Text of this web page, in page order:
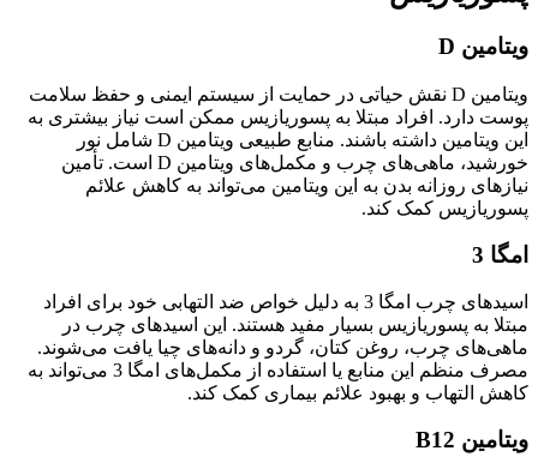
ویتامین D
ویتامین D نقش حیاتی در حمایت از سیستم ایمنی و حفظ سلامت
پوست دارد. افراد مبتلا به پسوریازیس ممکن است نیاز بیشتری به
این ویتامین داشته باشند. منابع طبیعی ویتامین D شامل نور
خورشید، ماهی‌های چرب و مکمل‌های ویتامین D است. تأمین
نیازهای روزانه بدن به این ویتامین می‌تواند به کاهش علائم
پسوریازیس کمک کند.
امگا 3
اسیدهای چرب امگا 3 به دلیل خواص ضد التهابی خود برای افراد
مبتلا به پسوریازیس بسیار مفید هستند. این اسیدهای چرب در
ماهی‌های چرب، روغن کتان، گردو و دانه‌های چیا یافت می‌شوند.
مصرف منظم این منابع یا استفاده از مکمل‌های امگا 3 می‌تواند به
کاهش التهاب و بهبود علائم بیماری کمک کند.
ویتامین B12